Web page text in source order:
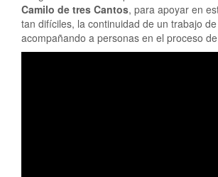
Camilo de tres Cantos, para apoyar en
tan difíciles, la continuidad de un trabajo
acompañando a personas en el proceso